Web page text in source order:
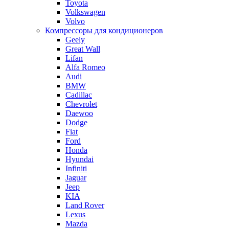
Toyota
Volkswagen
Volvo
Компрессоры для кондиционеров
Geely
Great Wall
Lifan
Alfa Romeo
Audi
BMW
Cadillac
Chevrolet
Daewoo
Dodge
Fiat
Ford
Honda
Hyundai
Infiniti
Jaguar
Jeep
KIA
Land Rover
Lexus
Mazda